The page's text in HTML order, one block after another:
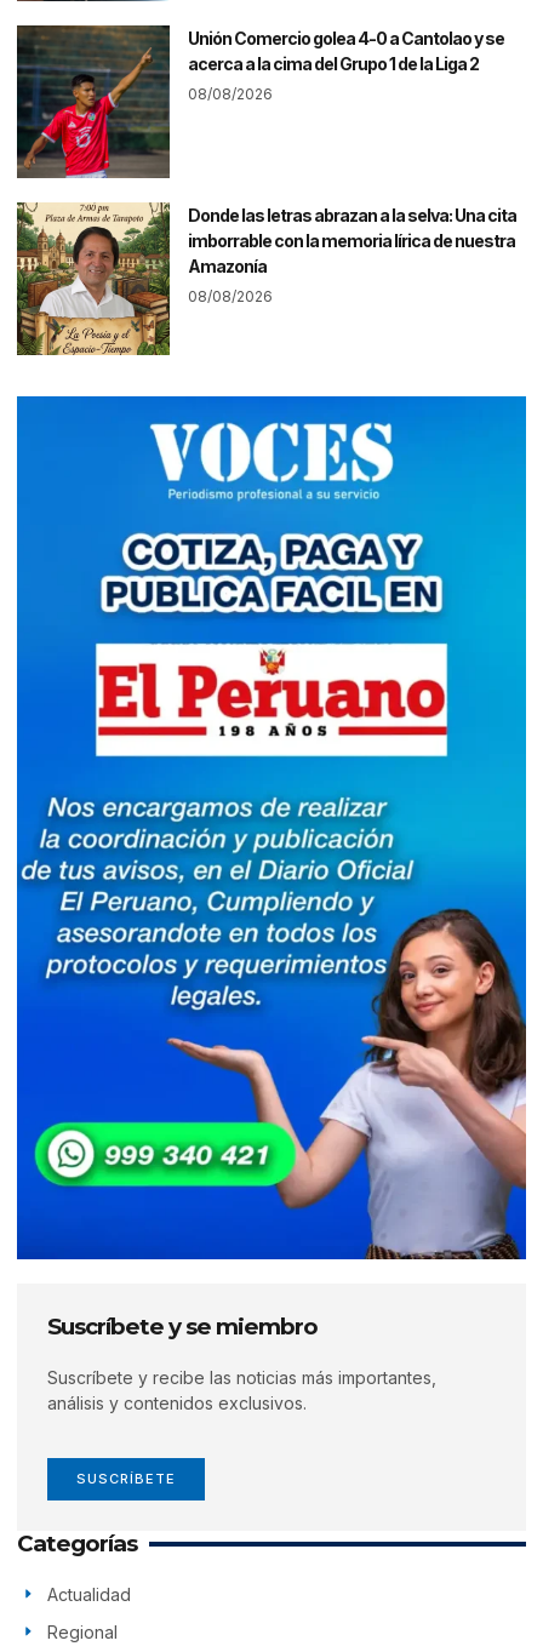
Unión Comercio golea 4-0 a Cantolao y se
acerca a la cima del Grupo 1 de la Liga 2
08/08/2026
Donde las letras abrazan a la selva: Una cita
imborrable con la memoria lírica de nuestra
Amazonía
08/08/2026
Suscríbete y se miembro
Suscríbete y recibe las noticias más importantes,
análisis y contenidos exclusivos.
SUSCRÍBETE
Categorías
Actualidad
Regional